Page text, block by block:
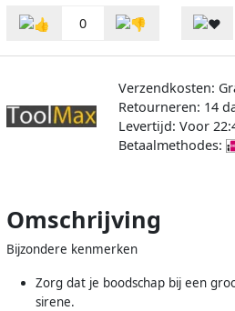
0
Verzendkosten:
Retourneren: 14
Levertijd: Voor
Betaalmethodes:
Omschrijving
Bijzondere kenmerken
Zorg dat je boodschap bij een
sirene.